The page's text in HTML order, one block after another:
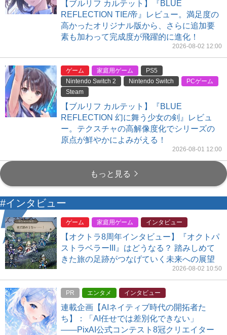
【ブルリフ カルテット】『BLUE
REFLECTION TIE/帝』レビュー。満足度の
高かったオリジナル版から、さらに追加要
素も加わって完成度が飛躍的に進化！
2026-08-02 12:00
ゲーム 家庭用ゲーム
PS5
Nintendo Switch 2
Nintendo Switch
PCゲーム
Steam
【ブルリフ カルテット】『BLUE
REFLECTION 幻に舞う少女の剣』レビュ
ー。テクスチャの高解像度化でシリーズの
原点が鮮やかによみがえる！
2026-08-01 12:00
もっと見る
#インタビュー
ゲーム 家庭用ゲーム インタビュー
【オクトラ8周年インタビュー】『オクトパ
ストラベラーIII』はどうなる？ 踏みしめて
きた旅の足跡がつなげていく未来への展望
2026-08-02 10:50
PR エンタメ インタビュー
連載企画【AIネイティブ時代の開拓者た
ち】：「AI任せでは差別化できない」
――PixAI公式コンテスト8冠クリエイター